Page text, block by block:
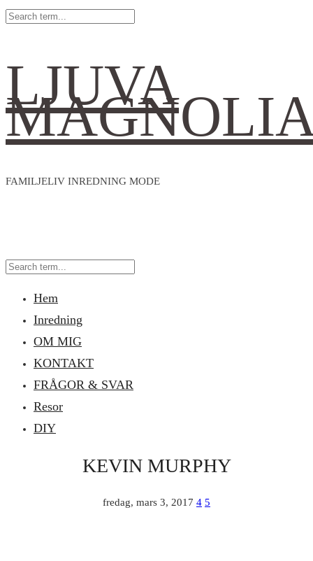
LJUVA
FAMILJELIV INREDNING MODE
Hem
Inredning
OM MIG
KONTAKT
FRÅGOR & SVAR
Resor
DIY
KEVIN MURPHY
fredag, mars 3, 2017 4 5